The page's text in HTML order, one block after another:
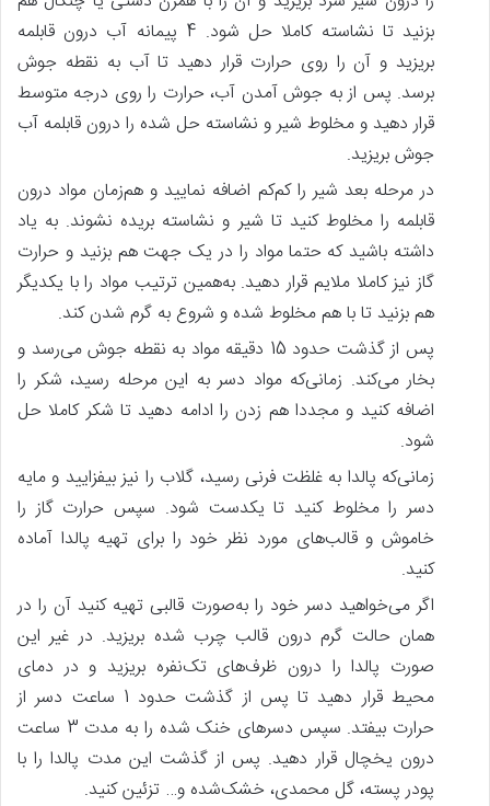
بزنید تا نشاسته کاملا حل شود. 4 پیمانه آب درون قابلمه
بریزید و آن را روی حرارت قرار دهید تا آب به نقطه جوش
برسد. پس‌ از به جوش آمدن آب، حرارت را روی درجه متوسط
قرار دهید و مخلوط شیر و نشاسته حل شده را درون قابلمه آب
جوش بریزید.
در مرحله بعد شیر را کم‌کم اضافه نمایید و هم‌زمان مواد درون
قابلمه را مخلوط کنید تا شیر و نشاسته بریده نشوند. به یاد
داشته باشید که حتما مواد را در یک جهت هم بزنید و حرارت
گاز نیز کاملا ملایم قرار دهید. به‌همین ترتیب مواد را با یکدیگر
هم بزنید تا با هم مخلوط شده و شروع به گرم شدن کند.
پس‌ از گذشت حدود 15 دقیقه مواد به نقطه جوش می‌رسد و
بخار می‌کند. زمانی‌که مواد دسر به این مرحله رسید، شکر را
اضافه کنید و مجددا هم زدن را ادامه دهید تا شکر کاملا حل
شود.
زمانی‌که پالدا به غلظت فرنی رسید، گلاب را نیز بیفزایید و مایه
دسر را مخلوط کنید تا یکدست شود. سپس حرارت گاز را
خاموش و قالب‌های مورد نظر خود را برای تهیه پالدا آماده
کنید.
اگر می‌خواهید دسر خود را به‌صورت قالبی تهیه کنید آن را در
همان حالت گرم درون قالب چرب شده بریزید. در غیر این‌
صورت پالدا را درون ظرف‌های تک‌نفره بریزید و در دمای
محیط قرار دهید تا پس‌ از گذشت حدود 1 ساعت دسر از
حرارت بیفتد. سپس دسرهای خنک شده را به مدت 3 ساعت
درون یخچال قرار دهید. پس‌ از گذشت این مدت پالدا را با
پودر پسته، گل محمدی، خشک‌شده و… تزئین کنید.